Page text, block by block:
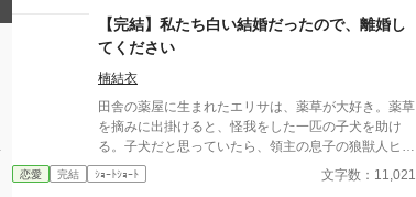
【完結】私たち白い結婚だったので、離婚し
てください
楠結衣
田舎の薬屋に生まれたエリサは、薬草が大好き。薬草
を摘みに出掛けると、怪我をした一匹の子犬を助け
る。子犬だと思っていたら、領主の息子の狼獣人ヒュ
ーゴだった。 ヒューゴとエリサは、一緒に薬草採取
に出掛ける日々を送る。そんなある日、魔王復活の知
恋愛 完結 ｼｮｰﾄｼｮｰﾄ 文字数：11,021